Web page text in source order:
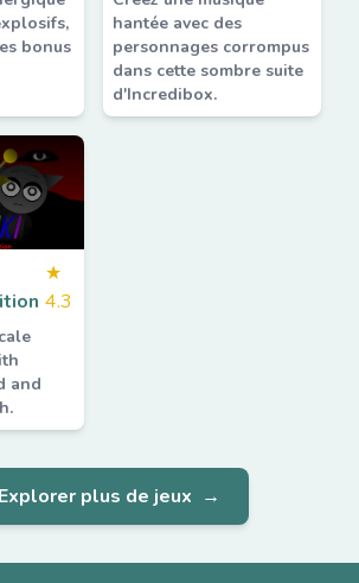
bonus
hantée avec des
personnages corrompus
dans cette sombre suite
d'Incredibox.
★
4.3
and
Explorer plus de jeux →